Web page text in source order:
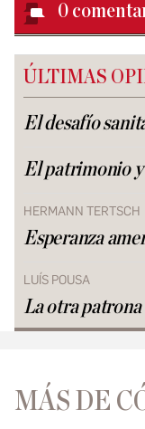
0
ÚLTIMAS
El desafío
El patrimonio y
HERMANN TERTSCH
Esperanza
LUÍS POUSA
La otra patrona
MÁS DE